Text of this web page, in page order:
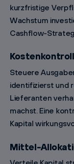
kurzfristige
Wachstum
Cashflow-
Steuere
identifizierst und
Lieferanten
machst. Eine
Kapital
Mittel-